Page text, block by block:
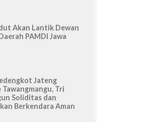
Akan Lantik Dewan
PAMDI Jawa
Jateng
Tri
Soliditas dan
Berkendara Aman